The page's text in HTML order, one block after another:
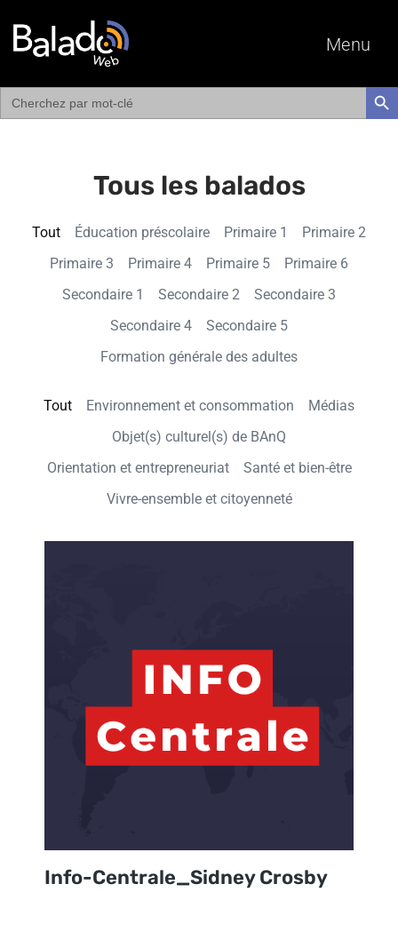
Menu
Search
for:
Tous les balados
Éducation préscolaire Primaire 1
Primaire 2
Primaire 3
Primaire 4 Primaire 5
Primaire 6
Secondaire 1
Secondaire 2
Secondaire 3
Secondaire 4
Secondaire 5
Formation générale des adultes
Tout
Environnement et consommation
Médias
Objet(s) culturel(s) de BAnQ
Orientation et entrepreneuriat
Santé et bien-être
Vivre-ensemble et citoyenneté
Tout
Info-Centrale_Sidney Crosby